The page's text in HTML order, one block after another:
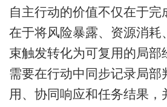
自主行动的价值不仅在于完
在于将风险暴露、资源消耗
束触发转化为可复用的局部
需要在行动中同步记录局部
用、协同响应和任务结果，